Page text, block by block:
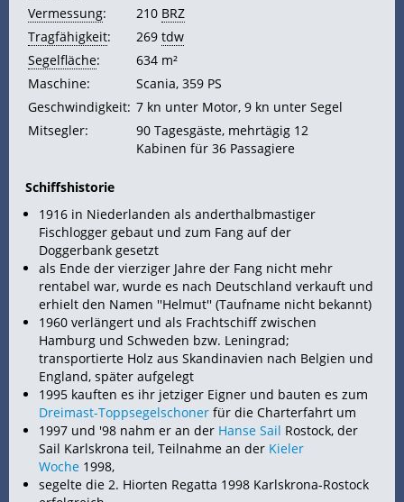
Vermessung: 210 BRZ
Tragfähigkeit: 269 tdw
Segelfläche:
634 m²
Maschine:
Scania, 359 PS
Geschwindigkeit: 7 kn unter Motor, 9 kn unter Segel
Mitsegler:
90 Tagesgäste, mehrtägig 12
Kabinen für 36 Passagiere
Schiffshistorie
1916 in Niederlanden als anderthalbmastiger
Fischlogger gebaut und zum Fang auf der
Doggerbank gesetzt
als Ende der vierziger Jahre der Fang nicht mehr
rentabel war, wurde es nach Deutschland verkauft und
erhielt den Namen ''Helmut'' (Taufname nicht bekannt)
1960 verlängert und als Frachtschiff zwischen
Hamburg und Schweden bzw. Leningrad;
transportierte Holz aus Skandinavien nach Belgien und
England, später aufgelegt
1995 kauften es ihr jetziger Eigner und bauten es zum
Dreimast-Toppsegelschoner für die Charterfahrt um
1997 und '98 nahm er an der Hanse Sail Rostock, der
Sail Karlskrona teil, Teilnahme an der Kieler
Woche 1998,
segelte die 2. Hiorten Regatta 1998 Karlskrona-Rostock